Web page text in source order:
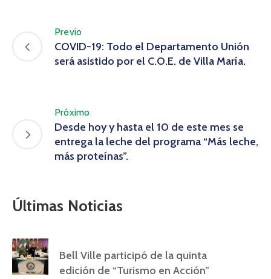
Previo
COVID-19: Todo el Departamento Unión
será asistido por el C.O.E. de Villa María.
Próximo
Desde hoy y hasta el 10 de este mes se
entrega la leche del programa “Más leche,
más proteínas”.
Últimas Noticias
Bell Ville participó de la quinta
edición de “Turismo en Acción”